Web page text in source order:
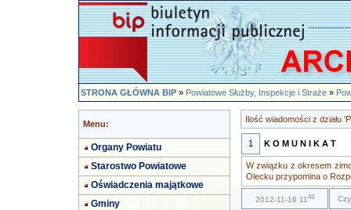
STRONA GŁÓWNA BIP»Powiatowe Służby, Inspekcje i Straże»
Menu:
Organy Powiatu
Starostwo Powiatowe
Oświadczenia majątkowe
Gminy
Ilość wiadomości z działu
1 K O M U N I K A T
W związku z okresem
Olecku przypomina o
2012-11-16 1143